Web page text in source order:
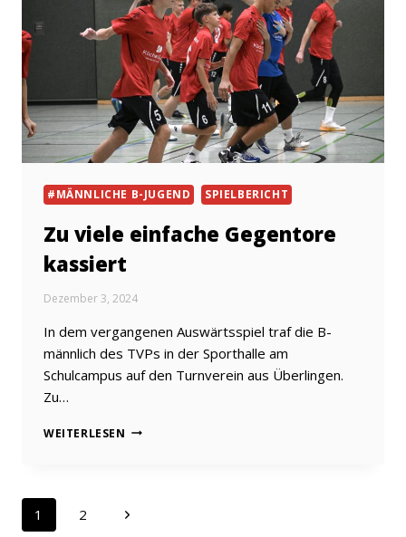
#MÄNNLICHE B-JUGEND SPIELBERICHT
Zu viele einfache Gegentore
kassiert
Dezember 3, 2024
In dem vergangenen Auswärtsspiel traf die B-
männlich des TVPs in der Sporthalle am
Schulcampus auf den Turnverein aus Überlingen.
Zu…
WEITERLESEN ZU
Seitennavigation
1 2
Nächste